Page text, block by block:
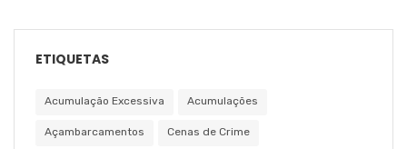
ETIQUETAS
Acumulação Excessiva Acumulações
Açambarcamentos Cenas de Crime